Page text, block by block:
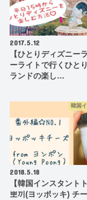
2017.5.12
【ひとりディズニー
ーライトで行くひと
ランドの楽し…
韓国
2018.5.18
【韓国インスタント
뽀끼(ヨッポッキ) チ